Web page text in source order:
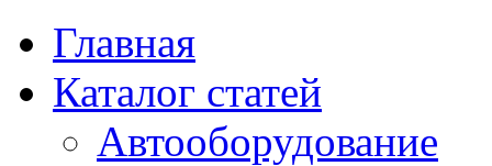
Главная
Каталог статей
Автооборудование